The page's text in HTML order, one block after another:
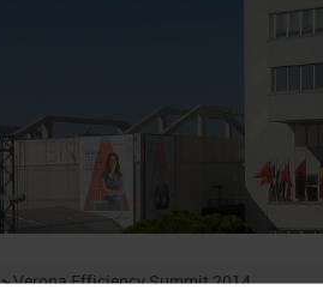
Verona Efficiency Summit 2014